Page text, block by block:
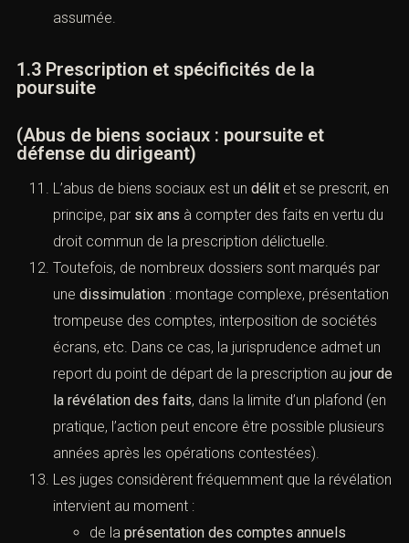
assumée.
1.3 Prescription et spécificités de la
poursuite
(Abus de biens sociaux : poursuite et
défense du dirigeant)
L’abus de biens sociaux est un délit et se prescrit, en
principe, par six ans à compter des faits en vertu du
droit commun de la prescription délictuelle.
Toutefois, de nombreux dossiers sont marqués par
une dissimulation : montage complexe, présentation
trompeuse des comptes, interposition de sociétés
écrans, etc. Dans ce cas, la jurisprudence admet un
report du point de départ de la prescription au jour de
la révélation des faits, dans la limite d’un plafond (en
pratique, l’action peut encore être possible plusieurs
années après les opérations contestées).
Les juges considèrent fréquemment que la révélation
intervient au moment :
de la présentation des comptes annuels